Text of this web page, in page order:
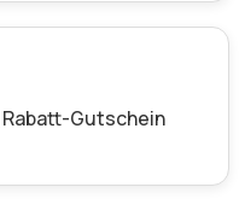
Rabatt-Gutschein